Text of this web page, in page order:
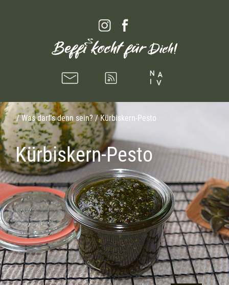
/Was darf's denn sein?/ Kürbiskern-Pesto
Kürbiskern-Pesto